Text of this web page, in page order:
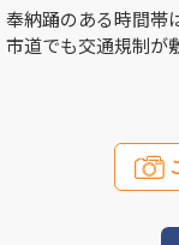
奉納踊のある時間帯
市道でも交通規制が